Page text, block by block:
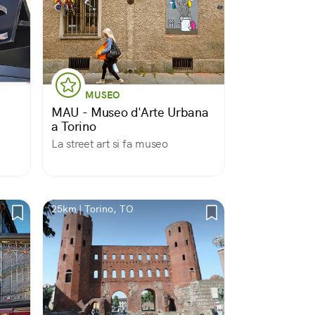
MUSEO
MAU - Museo d'Arte Urbana
a Torino
La street art si fa museo
25km | Torino, TO